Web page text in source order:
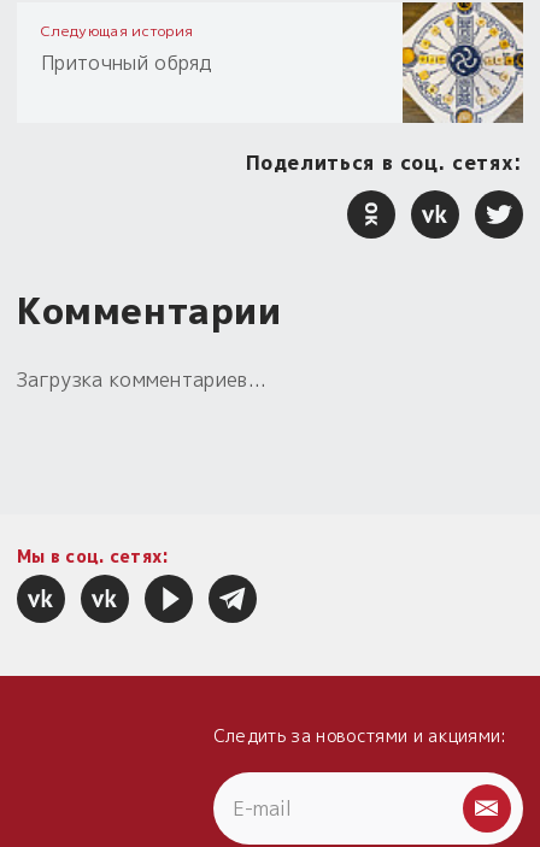
Следующая история
Приточный обряд
Поделиться в соц. сетях:
Комментарии
Загрузка комментариев...
Мы в соц. сетях:
Следить за новостями и акциями: